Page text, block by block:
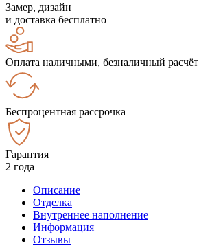
Замер, дизайн
и доставка бесплатно
Оплата наличными, безналичный расчёт
Беспроцентная рассрочка
Гарантия
2 года
Описание
Отделка
Внутреннее наполнение
Информация
Отзывы